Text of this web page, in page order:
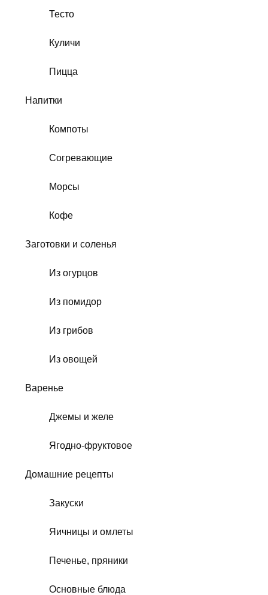
Тесто
Куличи
Пицца
Напитки
Компоты
Согревающие
Морсы
Кофе
Заготовки и соленья
Из огурцов
Из помидор
Из грибов
Из овощей
Варенье
Джемы и желе
Ягодно-фруктовое
Домашние рецепты
Закуски
Яичницы и омлеты
Печенье, пряники
Основные блюда